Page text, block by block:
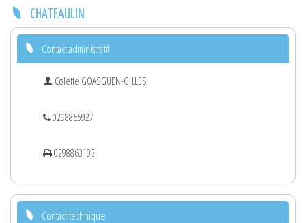
CHATEAULIN
Contact administratif
Colette GOASGUEN-GILLES
0298865927
0298863103
Contact technique